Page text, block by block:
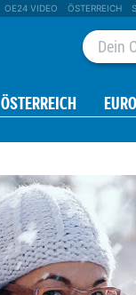
OE24 VIDEO ÖSTERREICH
ÖSTERREICH